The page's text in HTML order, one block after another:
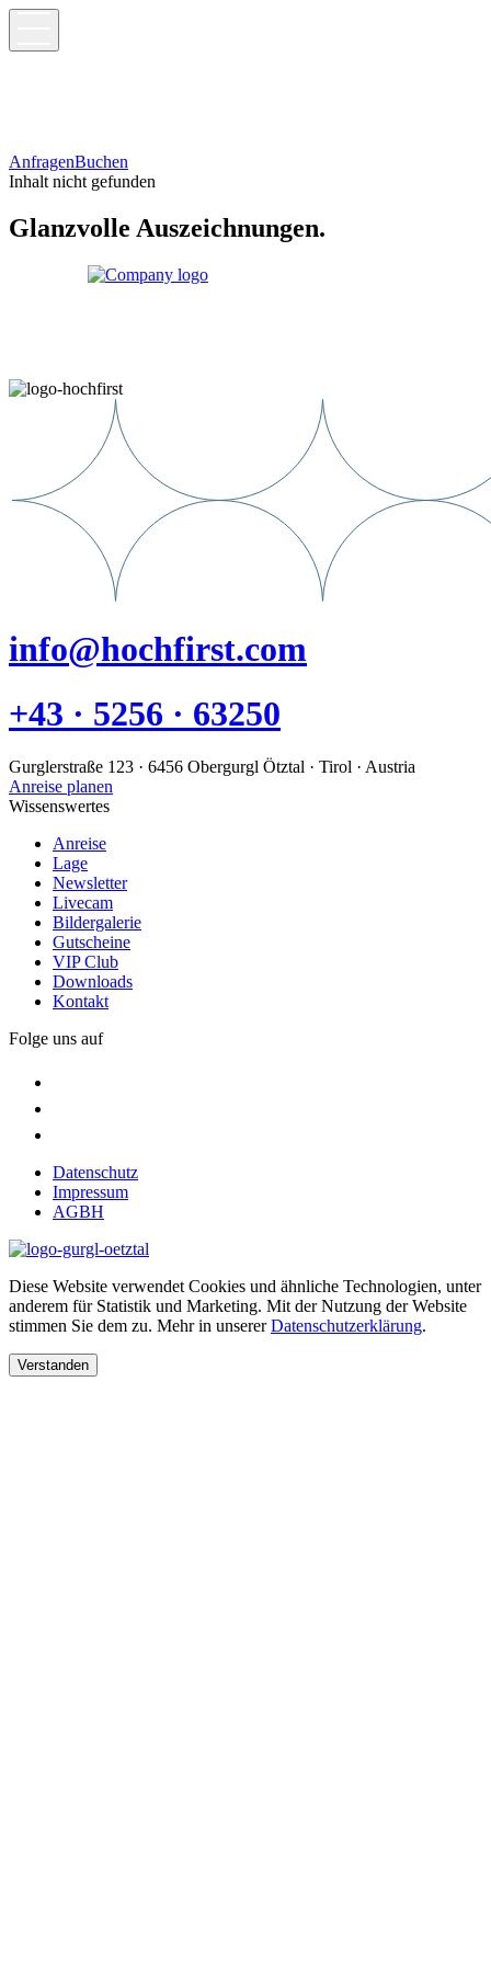
AnfragenBuchen
Inhalt nicht gefunden
Glanzvolle Auszeichnungen.
info@hochfirst.com
+43 · 5256 · 63250
Gurglerstraße 123 · 6456 Obergurgl Ötztal · Tirol · Austria
Anreise planen
Wissenswertes
Anreise
Lage
Newsletter
Livecam
Bildergalerie
Gutscheine
VIP Club
Downloads
Kontakt
Folge uns auf
Datenschutz
Impressum
AGBH
Diese Website verwendet Cookies und ähnliche Technologien, unter
anderem für Statistik und Marketing. Mit der Nutzung der Website
stimmen Sie dem zu. Mehr in unserer Datenschutzerklärung.
Verstanden